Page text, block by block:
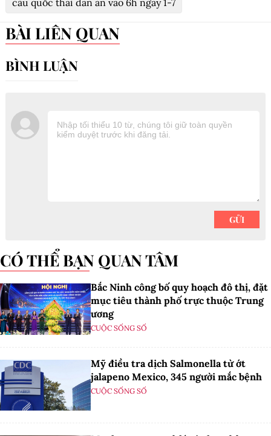
cầu quốc thái dân an vào 6h ngày 1-7
BÀI LIÊN QUAN
CÓ THỂ BẠN QUAN TÂM
Bắc Ninh công bố quy hoạch đô thị, đặt
mục tiêu thành phố trực thuộc Trung
ương
CUỘC SỐNG SỐ
Mỹ điều tra dịch Salmonella từ ớt
jalapeno Mexico, 345 người mắc bệnh
CUỘC SỐNG SỐ